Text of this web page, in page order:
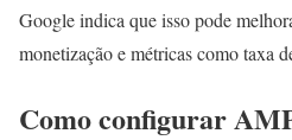
Google indica que isso pode
monetização e métricas como taxa
Como configurar